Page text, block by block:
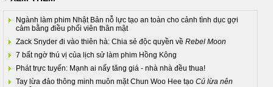
Ngành làm phim Nhật Bản nỗ lực tạo an toàn cho cảnh tình dục gợi
cảm bằng điều phối viên thân mật
Zack Snyder đi vào thiên hà: Chia sẻ độc quyền về Rebel Moon
7 bất ngờ thú vị của lịch sử làm phim Hồng Kông
Phát trực tuyến: Mạnh ai nấy tăng giá - nhà nhà đều thua!
Tay lừa đảo thông minh muôn mặt Chun Woo Hee tạo Cú lừa nên